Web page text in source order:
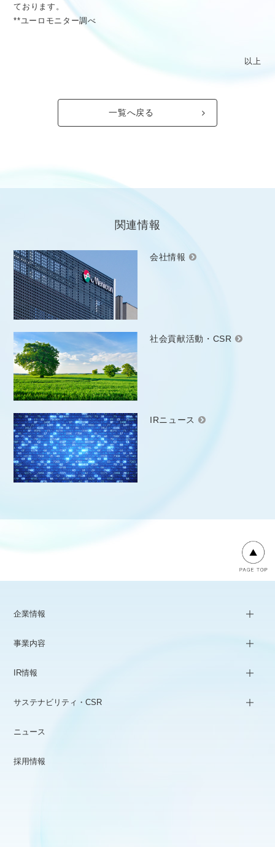
ております。
**ユーロモニター調べ
以上
一覧へ戻る
関連情報
会社情報
社会貢献活動・CSR
IRニュース
企業情報
事業内容
IR情報
サステナビリティ・CSR
ニュース
採用情報